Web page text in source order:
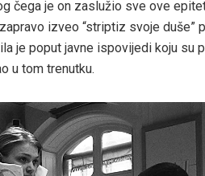
čega je on zaslužio sve ove
izveo “striptiz svoje duše”
je poput javne ispovijedi koju su
u tom trenutku.